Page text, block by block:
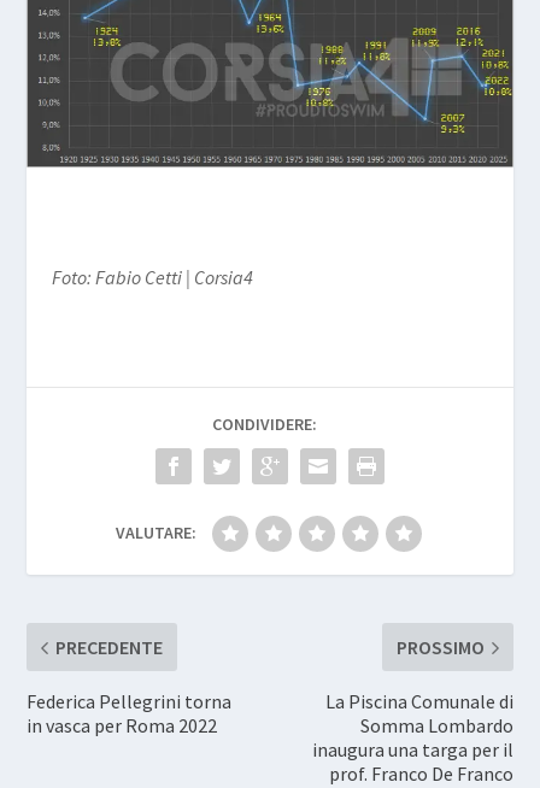
Foto: Fabio Cetti | Corsia4
CONDIVIDERE:
VALUTARE:
PRECEDENTE
Federica Pellegrini torna
in vasca per Roma 2022
PROSSIMO
La Piscina Comunale di
Somma Lombardo
inaugura una targa per il
prof. Franco De Franco